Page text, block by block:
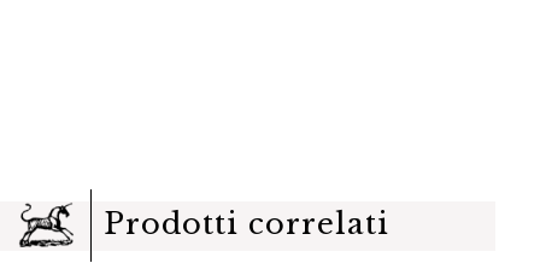
Prodotti correlati